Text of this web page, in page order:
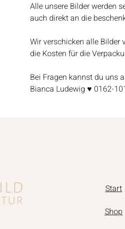
Alle unsere Bilder werden
auch direkt an die
Wir verschicken alle Bilder
die Kosten für die
Bei Fragen kannst du uns
Bianca Ludewig ♥ 0162-
Shop
Start